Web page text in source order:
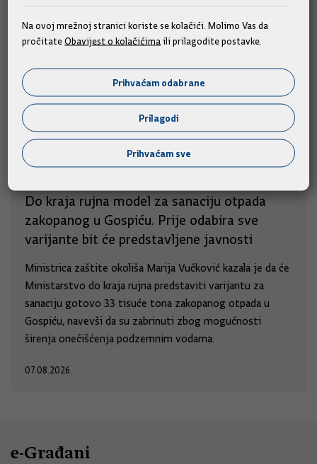
Do kraja rujna model za sanaciju otpada
zakopanog u Gospiću. Prije odabira sve
varijante bit će predstavljene javnosti
Ministrica zaštite okoliša Marija Vučković kazala je da će
Ministarstvo do kraja rujna predstaviti varijantu za
sanaciju gotovo 33 tisuće tona zakopanog otpada u
Gospiću, navevši da su zabrinuti zbog mogućnosti
širenja onečišćenja podzemnim vodama.
07.08.2026.
e-Građani
Na ovoj mrežnoj stranici koriste se kolačići. Molimo Vas da
pročitateObavijest o kolačićimaili prilagodite postavke.
Prihvaćam odabrane
Prilagodi
Prihvaćam sve